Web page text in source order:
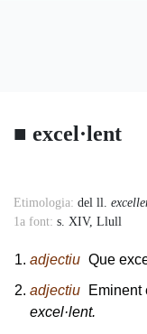
■ excel·lent
Accessory
Etimologia: del ll.
1a font: s. XIV, Llull
Body
adjectiu Que
adjectiu
Eminent
excel·lent.